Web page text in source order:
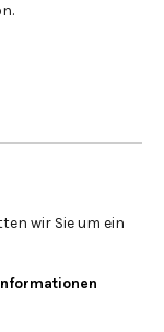
wir Sie um ein